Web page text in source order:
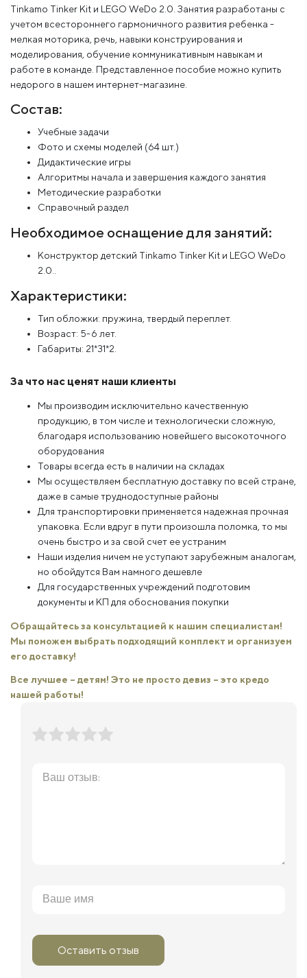
Tinkamo Tinker Kit и LEGO WeDo 2.0. Занятия разработаны с
учетом всестороннего гармоничного развития ребенка -
мелкая моторика, речь, навыки конструирования и
моделирования, обучение коммуникативным навыкам и
работе в команде. Представленное пособие можно купить
недорого в нашем интернет-магазине.
Состав:
Учебные задачи
Фото и схемы моделей (64 шт.)
Дидактические игры
Алгоритмы начала и завершения каждого занятия
Методические разработки
Справочный раздел
Необходимое оснащение для занятий:
Конструктор детский Tinkamo Tinker Kit и LEGO WeDo
2.0..
Характеристики:
Тип обложки: пружина, твердый переплет.
Возраст: 5-6 лет.
Габариты: 21*31*2.
За что нас ценят наши клиенты
Мы производим исключительно качественную
продукцию, в том числе и технологически сложную,
благодаря использованию новейшего высокоточного
оборудования
Товары всегда есть в наличии на складах
Мы осуществляем бесплатную доставку по всей стране,
даже в самые труднодоступные районы
Для транспортировки применяется надежная прочная
упаковка. Если вдруг в пути произошла поломка, то мы
очень быстро и за свой счет ее устраним
Наши изделия ничем не уступают зарубежным аналогам,
но обойдутся Вам намного дешевле
Для государственных учреждений подготовим
документы и КП для обоснования покупки
Обращайтесь за консультацией к нашим специалистам!
Мы поможем выбрать подходящий комплект и организуем
его доставку!
Все лучшее – детям! Это не просто девиз – это кредо
нашей работы!
Оставить отзыв